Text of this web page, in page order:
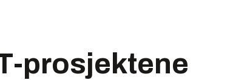
prosjektene